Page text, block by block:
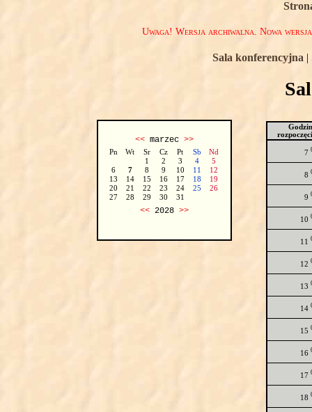
Uwaga! Wersja archiwalna. Nowa
Sala konferencyjna |
<<marzec >>
Pn Wt Sr Cz Pt Sb
Nd
1
2 3 4
5
6
7 8 9 10 11
12
13
14 15 16 17 18
19
20
21 22 23 24 25
26
27
28 29 30 31
<<2028 >>
7
8
9
10
11
12
13
14
15
16
17
18